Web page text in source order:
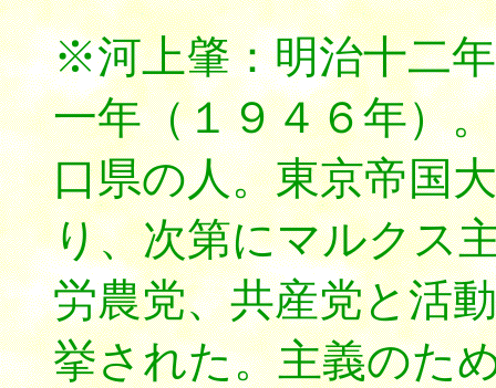
※河上肇：明治十二
一年（１９４６年）
口県の人。東京帝国
り、次第にマルクス
労農党、共産党と活
挙された。主義のた